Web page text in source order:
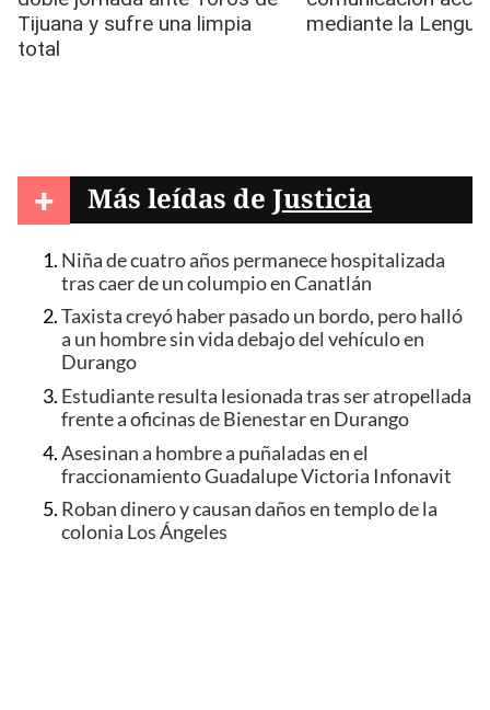
+ Más leídas de Justicia
Niña de cuatro años permanece hospitalizada
tras caer de un columpio en Canatlán
Taxista creyó haber pasado un bordo, pero halló
a un hombre sin vida debajo del vehículo en
Durango
Estudiante resulta lesionada tras ser atropellada
frente a oficinas de Bienestar en Durango
Asesinan a hombre a puñaladas en el
fraccionamiento Guadalupe Victoria Infonavit
Roban dinero y causan daños en templo de la
colonia Los Ángeles